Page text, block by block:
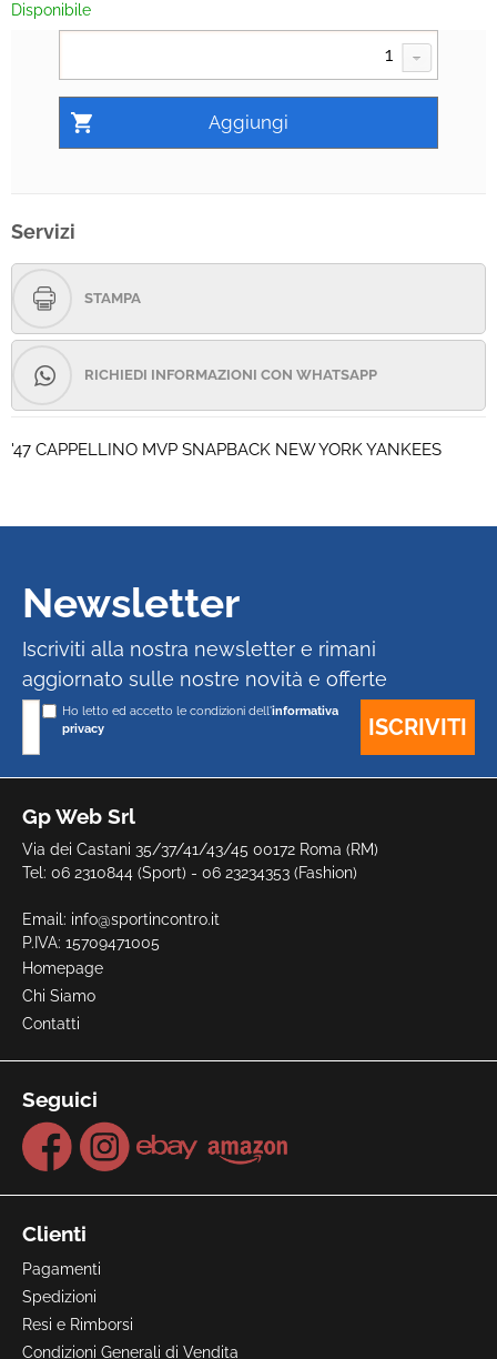
Disponibile
Servizi
STAMPA
RICHIEDI INFORMAZIONI CON WHATSAPP
'47 CAPPELLINO MVP SNAPBACK NEW YORK YANKEES
Gp Web Srl
Via dei Castani 35/37/41/43/45 00172 Roma (RM)
Tel: 06 2310844 (Sport) - 06 23234353 (Fashion)
Email: info@sportincontro.it
P.IVA: 15709471005
Homepage
Chi Siamo
Contatti
Seguici
Clienti
Pagamenti
Spedizioni
Resi e Rimborsi
Condizioni Generali di Vendita
Newsletter
Iscriviti alla nostra newsletter e rimani
aggiornato sulle nostre novità e offerte
Ho letto ed accetto le condizioni dell'informativa
privacy